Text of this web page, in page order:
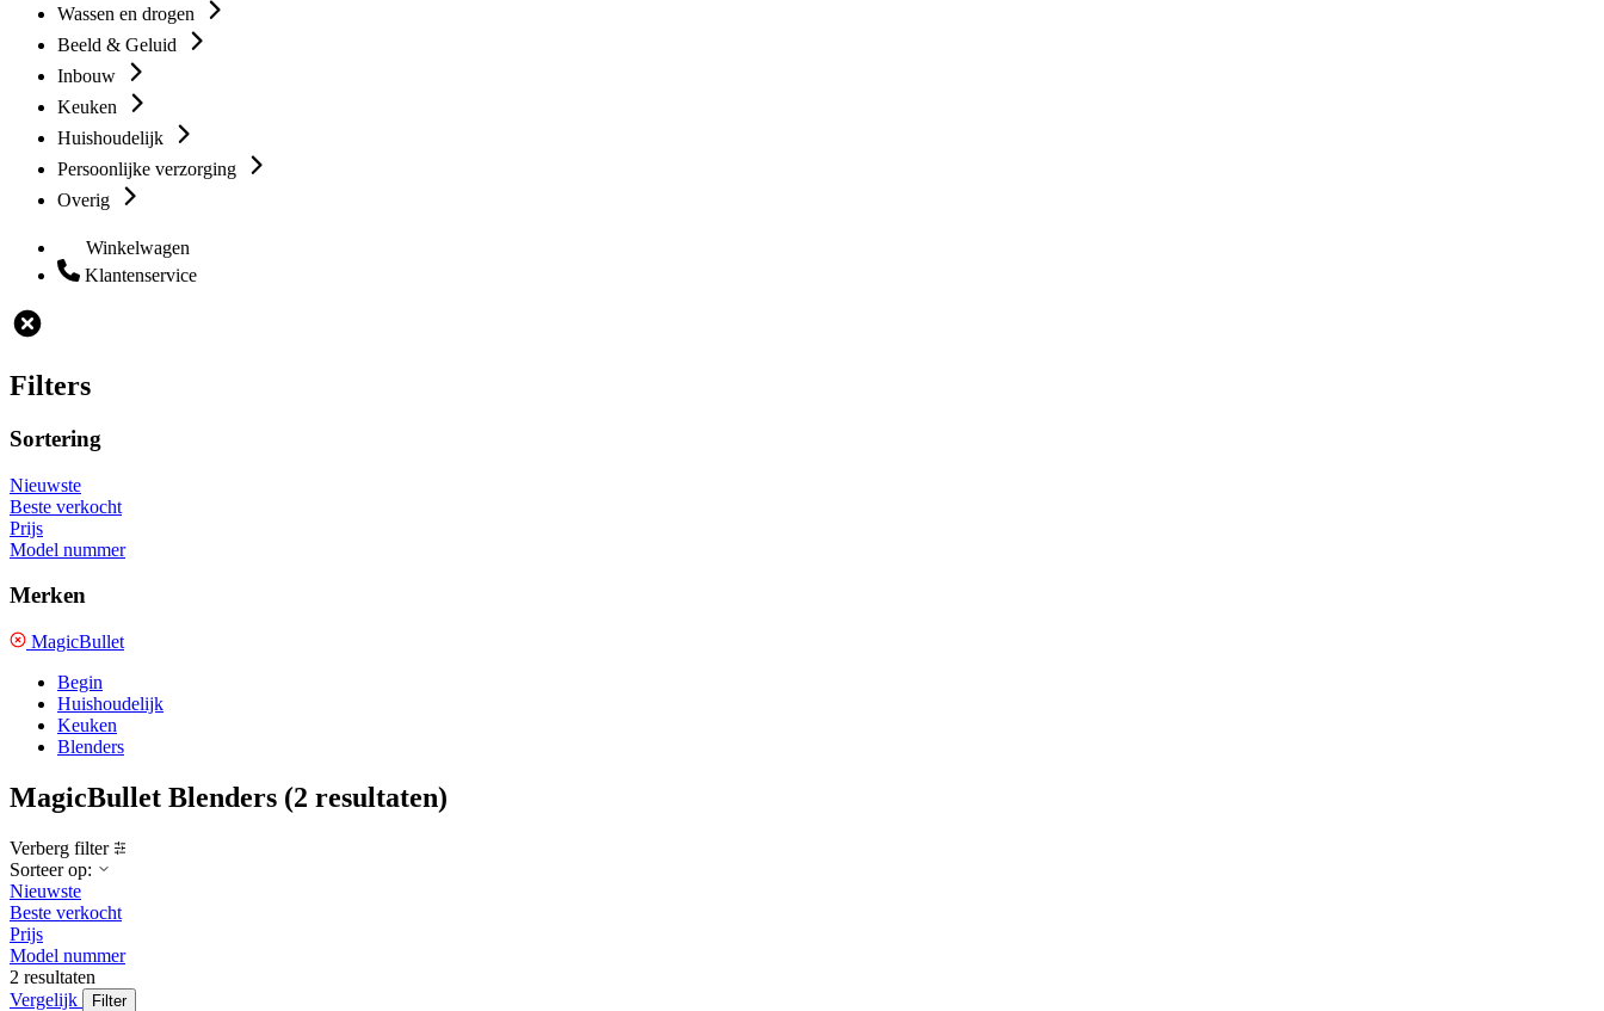
Wassen en drogen
Beeld & Geluid
Inbouw
Keuken
Huishoudelijk
Persoonlijke verzorging
Overig
Winkelwagen
Klantenservice
Filters
Sortering
Nieuwste
Beste verkocht
Prijs
Model nummer
Merken
MagicBullet
Begin
Huishoudelijk
Keuken
Blenders
MagicBullet Blenders (2 resultaten)
Verberg filter
Sorteer op:
Nieuwste
Beste verkocht
Prijs
Model nummer
2 resultaten
Vergelijk
Filter